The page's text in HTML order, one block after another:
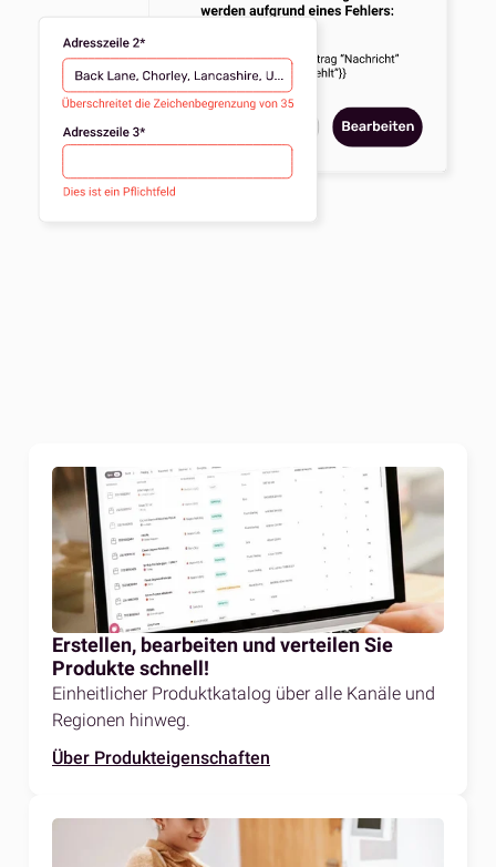
Erstellen, bearbeiten und verteilen Sie
Produkte schnell!
Einheitlicher Produktkatalog über alle Kanäle und
Regionen hinweg.
Über Produkteigenschaften